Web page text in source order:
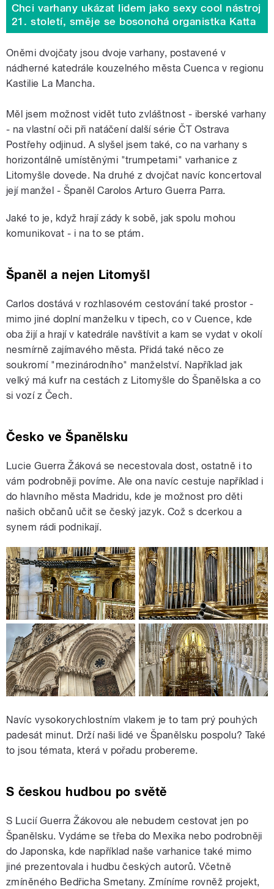
Chci varhany ukázat lidem jako sexy cool nástroj
21. století, směje se bosonohá organistka Katta
Oněmi dvojčaty jsou dvoje varhany, postavené v
nádherné katedrále kouzelného města Cuenca v regionu
Kastilie La Mancha.
Měl jsem možnost vidět tuto zvláštnost - iberské varhany
- na vlastní oči při natáčení další série ČT Ostrava
Postřehy odjinud. A slyšel jsem také, co na varhany s
horizontálně umístěnými "trumpetami" varhanice z
Litomyšle dovede. Na druhé z dvojčat navíc koncertoval
její manžel - Španěl Carolos Arturo Guerra Parra.
Jaké to je, když hrají zády k sobě, jak spolu mohou
komunikovat - i na to se ptám.
Španěl a nejen Litomyšl
Carlos dostává v rozhlasovém cestování také prostor -
mimo jiné doplní manželku v tipech, co v Cuence, kde
oba žijí a hrají v katedrále navštívit a kam se vydat v okolí
nesmírně zajímavého města. Přidá také něco ze
soukromí "mezinárodního" manželství. Například jak
velký má kufr na cestách z Litomyšle do Španělska a co
si vozí z Čech.
Česko ve Španělsku
Lucie Guerra Žáková se necestovala dost, ostatně i to
vám podrobněji povíme. Ale ona navíc cestuje například i
do hlavního města Madridu, kde je možnost pro děti
našich občanů učit se český jazyk. Což s dcerkou a
synem rádi podnikají.
Navíc vysokorychlostním vlakem je to tam prý pouhých
padesát minut. Drží naši lidé ve Španělsku pospolu? Také
to jsou témata, která v pořadu probereme.
S českou hudbou po světě
S Lucií Guerra Žákovou ale nebudem cestovat jen po
Španělsku. Vydáme se třeba do Mexika nebo podrobněji
do Japonska, kde například naše varhanice také mimo
jiné prezentovala i hudbu českých autorů. Včetně
zmíněného Bedřicha Smetany. Zmíníme rovněž projekt,